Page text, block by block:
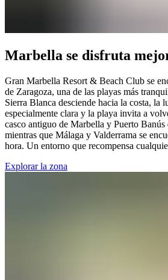
Marbella se disfruta mejor sin prisas​​​​‌
Gran Marbella Resort & Beach Club se
de Zaragoza, una de las playas más
Sierra Blanca desciende hacia la costa, la
especialmente clara y la playa invita a
casco antiguo de Marbella y Puerto Banús
mientras que Málaga y Valderrama se
hora. Un entorno que recompensa cualquier dirección que elijas.​​​​‌
Explorar la zona​​​​‌ ‍ ​‍​‍‌‍ ‌ ​‍‌‍‍‌‌‍‌ ‌‍‍‌‌‍ ‍​‍​‍​ ‍‍​‍​‍‌ ​ ‌‍​‌‌‍ ‍‌‍‍‌‌ ‌​‌ ‍‌​‍ ‍‌‍‍‌‌‍ ​‍​‍​‍ ​​‍​‍‌‍‍​‌ ​‍‌‍‌‌‌‍‌‍​‍​‍​ ‍‍​‍​‍‌‍‍​‌ ‌​‌ ‌​‌ ​​‌ ​ ​ ‍‍​‍ ​‍ ‌‍ ​​‍ ‌‌‍​‌‌‍ ‍‌‍‌​​‍ ‌‌ ​‍​‍ ‌‌‍‍​‌‍ ‌ ‌​‌‍‌‌‌‍ ​‌ ​ ​‍ ‌‌ ​ ‌ ‌​‌ ‌‌‌‍‌​‌‍‍‌‌‍ ​‍ ‍‌ ‌‍‌‍‌‌‌ ​‍‌‍​ ‌‍‌‌‌‍ ​​‍ ‍‌‍​‌‌ ​​‌ ​​​‍ ‌‍‍‌‌‍ ‍‌ ‌​‌‍‌‌‌‍ ‍‌ ‌​​‍ ‌‍‌‌‌‍‌​‌‍‍‌‌ ‌​​‍ ‌‍ ‌‌‍ ‌‍‌​‌‍‌‌​ ‌‌ ​​‌ ​‍‌‍‌‌‌ ​ ‌‍‌‌‌‍ ‍‌ ‌​‌‍​‌‌ ‌​‌‍‍‌‌‍ ‌‍ ‍​ ‍ ‌‍‍‌‌‍‌​​ ‌​ ​​‌‍​‍​ ‌ ‌‍‌​​ ​‌‌‍​‌‌‍​‍​ ‌‍​‍ ‌​ ‌ ​ ​‍​ ‍‌​ ​‍​‍ ‌​ ‌​‌‍‌‍‌‍​ ​ ‌​​‍ ‌‌‍​‌‌‍‌​‌‍​‍‌‍​ ​‍ ‌‌‍​‍​ ​​‌‍‌​​ ‌ ‌‍‌‍​ ​‌​ ‌​​ ​ ​ ‍​​ ‌‌​ ​‍‌‍‌‌​ ‍ ‌ ‌​‌ ‍‌‌ ​​‌‍‌‌​ ‌‌‍‍​‌‍ ‌ ‌​‌‍‌‌‌‍ ​‌‌​ ‌‍‍‌‌ ‌​‌‍‌‌‌​‍​‌‍ ‌‍ ‌‌‍‌‌‌‌​​‌‍​‌‌‍‌ ‌‍‌‌​ ‍ ‌ ​​‌‍​‌‌ ‌​‌‍‍​​ ‌‌ ​​‌‍​‌‌‍‌ ‌‍‌‌‌​​‍‌ ‌‌‌‍‍‌‌‍ ​‌‍‌​‌‍‌‌‌ ​‍​‍‌‌​ ‌‌‌​​‍‌‌ ‌‍‍ ‌‍‌‌‌ ‍‌​‍‌‌​ ​ ‌​‌​​‍‌‌​ ​ ‌​‌​​‍‌‌​ ​‍​ ​‍​ ​ ‌‍​ ​ ‍‌​ ‍​‌‍‌‍‌‍​‍‌‍‌‍​ ‌‌‌‍​‍​ ‍‌‌‍​‌‌‍​‌​‍‌‌​ ​‍​ ​‍​‍‌‌​ ‌‌‌​‌​​‍ ‍‌ ​​‌ ​‍‌‍‍‌‌‍ ‌‌‍​‌‌ ​‍‌ ‍‌‌​​ ‌ ‌​‌‍​‌​‍ ‍‌‍ ​‌‍​‌‌‍​‍‌‍‌‌‌‍ ​​ ‌‍​‍‌‍​‌‌ ​ ‌‍‌‌‌‌‌‌‌ ​‍‌‍ ​​ ‌‌‍‍​‌ ‌​‌ ‌​‌ ​​‌ ​ ​‍‌‌​ ​ ‌​​‌​‍‌‌​ ​‍‌​‌‍​‍‌‌​ ​‍‌​‌‍‌‍ ​​‍ ‌‌‍​‌‌‍ ‍‌‍‌​​‍ ‌‌ ​‍​‍ ‌‌‍‍​‌‍ ‌ ‌​‌‍‌‌‌‍ ​‌ ​ ​‍ ‌‌ ​ ‌ ‌​‌ ‌‌‌‍‌​‌‍‍‌‌‍ ​‍ ‍‌ ‌‍‌‍‌‌‌ ​‍‌‍​ ‌‍‌‌‌‍ ​​‍ ‍‌‍​‌‌ ​​‌ ​​​‍‌‍‌‍‍‌‌‍‌​​ ‌​ ​​‌‍​‍​ ‌ ‌‍‌​​ ​‌‌‍​‌‌‍​‍​ ‌‍​‍ ‌​ ‌ ​ ​‍​ ‍‌​ ​‍​‍ ‌​ ‌​‌‍‌‍‌‍​ ​ ‌​​‍ ‌‌‍​‌‌‍‌​‌‍​‍‌‍​ ​‍ ‌‌‍​‍​ ​​‌‍‌​​ ‌ ‌‍‌‍​ ​‌​ ‌​​ ​ ​ ‍​​ ‌‌​ ​‍‌‍‌‌​‍‌‍‌ ‌​‌ ‍‌‌ ​​‌‍‌‌​ ‌‌‍‍​‌‍ ‌ ‌​‌‍‌‌‌‍ ​‌‌​ ‌‍‍‌‌ ‌​‌‍‌‌‌​‍​‌‍ ‌‍ ‌‌‍‌‌‌‌​​‌‍​‌‌‍‌ ‌‍‌‌​‍‌‍‌ ​​‌‍​‌‌ ‌​‌‍‍​​ ‌‌ ​​‌‍​‌‌‍‌ ‌‍‌‌‌​​‍‌ ‌‌‌‍‍‌‌‍ ​‌‍‌​‌‍‌‌‌ ​‍​‍‌‌​ ‌‌‌​​‍‌‌ ‌‍‍ ‌‍‌‌‌ ‍‌​‍‌‌​ ​ ‌​‌​​‍‌‌​ ​ ‌​‌​​‍‌‌​ ​‍​ ​‍​ ​ ‌‍​ ​ ‍‌​ ‍​‌‍‌‍‌‍​‍‌‍‌‍​ ‌‌‌‍​‍​ ‍‌‌‍​‌‌‍​‌​‍‌‌​ ​‍​ ​‍​‍‌‌​ ‌‌‌​‌​​‍ ‍‌ ​​‌ ​‍‌‍‍‌‌‍ ‌‌‍​‌‌ ​‍‌ ‍‌‌​​ ‌ ‌​‌‍​‌​‍ ‍‌‍ ​‌‍​‌‌‍​‍‌‍‌‌‌‍ ​​‍‌‍‌ ​​‌‍‌‌‌ ​‍‌ ​ ‌ ​​‌‍‌‌‌‍​ ‌ ‌​‌‍‍‌‌ ‌‍‌‍‌‌​ ‌‌ ​​‌ ‌‌‌‍​‍‌‍ ​‌‍‍‌‌ ​ ‌‍‍​‌‍‌‌‌‍‌​​‍​‍‌ ‌